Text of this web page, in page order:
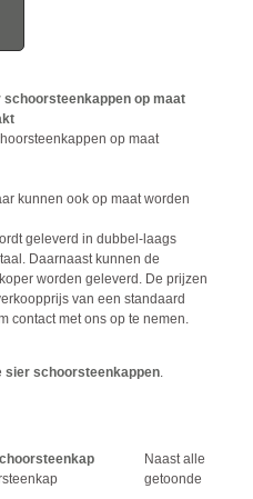
op maat
kunnen ook op maat worden
geleverd in dubbel-laags
Daarnaast kunnen de
worden geleverd. De prijzen
van een standaard
contact met ons op te nemen.
sier schoorsteenkappen.
Naast alle
getoonde